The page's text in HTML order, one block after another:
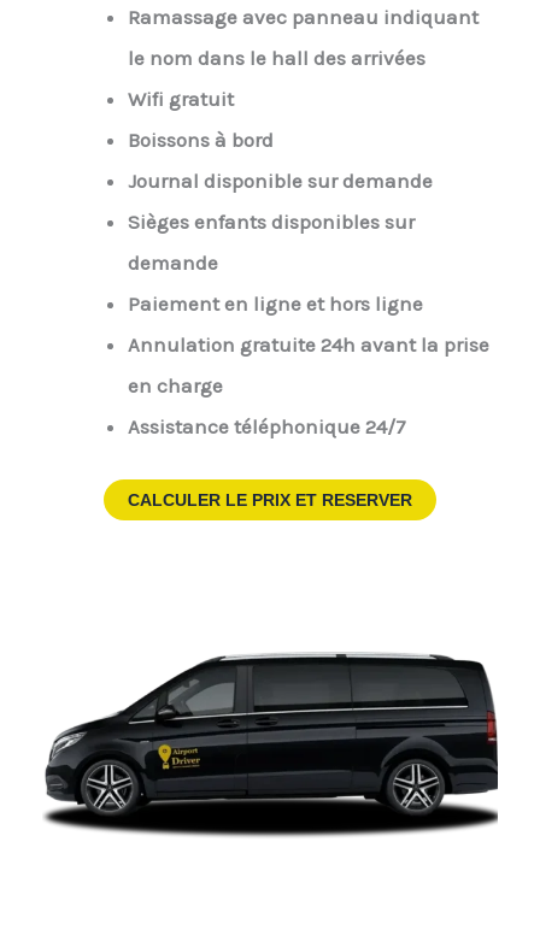
Ramassage avec panneau indiquant
le nom dans le hall des arrivées
Wifi gratuit
Boissons à bord
Journal disponible sur demande
Sièges enfants disponibles sur
demande
Paiement en ligne et hors ligne
Annulation gratuite 24h avant la prise
en charge
Assistance téléphonique 24/7
CALCULER LE PRIX ET RESERVER